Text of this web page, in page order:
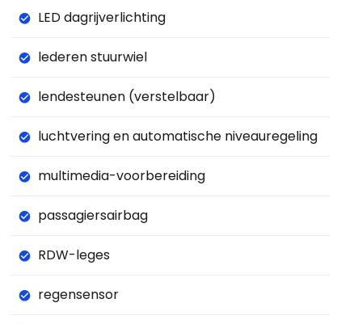
LED dagrijverlichting
lederen stuurwiel
lendesteunen (verstelbaar)
luchtvering en automatische niveauregeling
multimedia-voorbereiding
passagiersairbag
RDW-leges
regensensor